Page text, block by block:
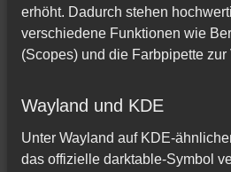
erhöht. Dadurch stehen
verschiedene Funktionen wie
(Scopes) und die Farbpipette zur
Wayland und KDE
Unter Wayland auf KDE-
das offizielle darktable-Symbol